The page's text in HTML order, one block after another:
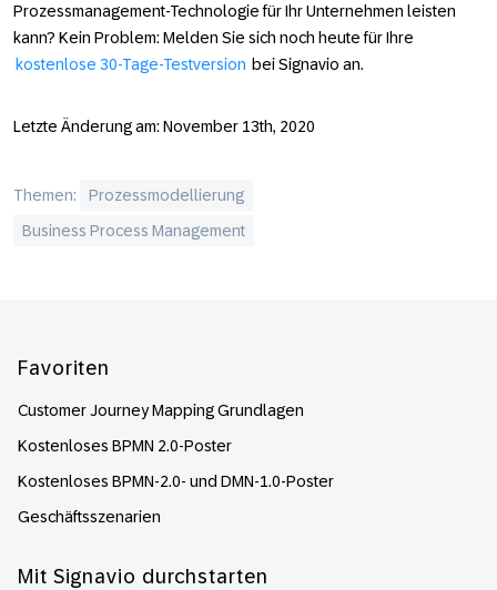
Prozessmanagement-Technologie für Ihr Unternehmen leisten
kann? Kein Problem: Melden Sie sich noch heute für Ihre
kostenlose 30-Tage-Testversion bei Signavio an.
Letzte Änderung am: November 13th, 2020
Themen:
Prozessmodellierung
Business Process Management
Favoriten
Customer Journey Mapping Grundlagen
Kostenloses BPMN 2.0-Poster
Kostenloses BPMN-2.0- und DMN-1.0-Poster
Geschäftsszenarien
Mit Signavio durchstarten